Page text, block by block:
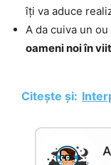
îți va aduce
A da cuiva un
oameni noi în
Citește și: